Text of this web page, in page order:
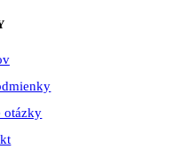
otázky